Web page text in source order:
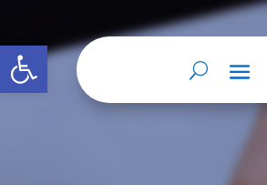
Abrir barra de herramientas